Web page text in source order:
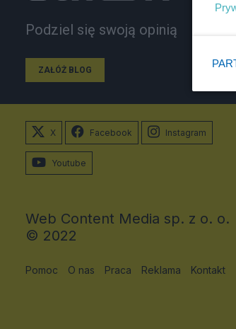
Podziel się swoją opinią
ZAŁÓŻ BLOG
X Facebook Instagram
Youtube
Web Content Media sp. z o. o.
© 2022
Pomoc O nas Praca Reklama Kontakt